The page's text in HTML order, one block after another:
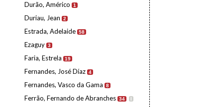
Durão, Américo 1
Duriau, Jean 2
Estrada, Adelaide 58
Ezaguy 3
Faria, Estrela 19
Fernandes, José Díaz 4
Fernandes, Vasco da Gama 8
Ferrão, Fernando de Abranches 34 I